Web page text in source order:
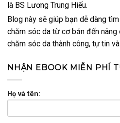
là BS Lương Trung Hiếu.
Blog này sẽ giúp bạn dễ dàng
chăm sóc da từ cơ bản đến nâng
chăm sóc da thành công, tự tin
NHẬN EBOOK MIỄN PHÍ
Họ và tên: